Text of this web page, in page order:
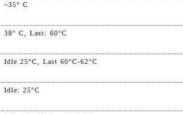
~35° C
38° C, Last: 60°C
Idle 25°C, Last 60°C-62°C
Idle: 25°C